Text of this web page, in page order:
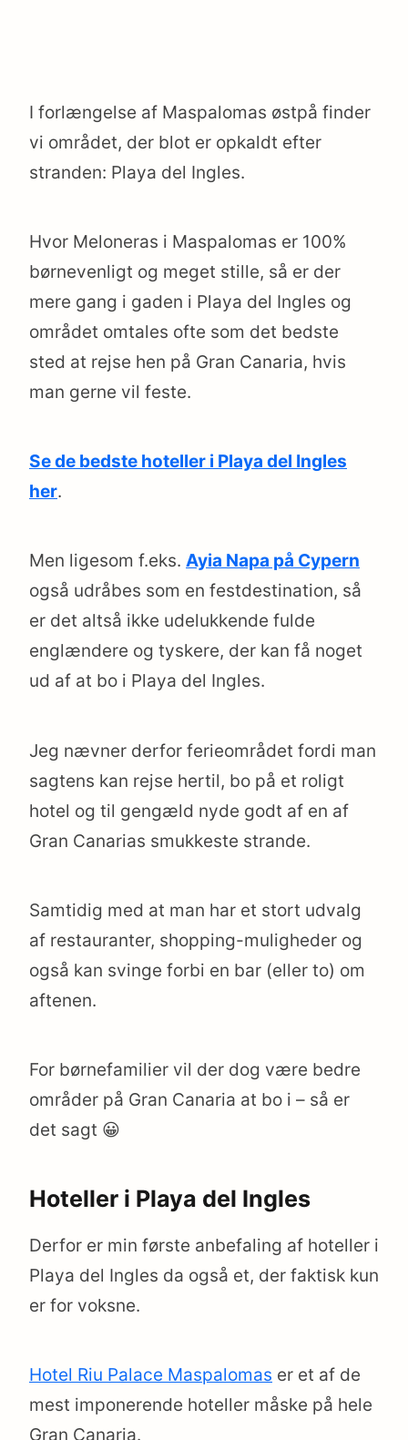
I forlængelse af Maspalomas østpå finder
vi området, der blot er opkaldt efter
stranden: Playa del Ingles.
Hvor Meloneras i Maspalomas er 100%
børnevenligt og meget stille, så er der
mere gang i gaden i Playa del Ingles og
området omtales ofte som det bedste
sted at rejse hen på Gran Canaria, hvis
man gerne vil feste.
Se de bedste hoteller i Playa del Ingles
her.
Men ligesom f.eks. Ayia Napa på Cypern
også udråbes som en festdestination, så
er det altså ikke udelukkende fulde
englændere og tyskere, der kan få noget
ud af at bo i Playa del Ingles.
Jeg nævner derfor ferieområdet fordi man
sagtens kan rejse hertil, bo på et roligt
hotel og til gengæld nyde godt af en af
Gran Canarias smukkeste strande.
Samtidig med at man har et stort udvalg
af restauranter, shopping-muligheder og
også kan svinge forbi en bar (eller to) om
aftenen.
For børnefamilier vil der dog være bedre
områder på Gran Canaria at bo i – så er
det sagt 😀
Hoteller i Playa del Ingles
Derfor er min første anbefaling af hoteller i
Playa del Ingles da også et, der faktisk kun
er for voksne.
Hotel Riu Palace Maspalomas er et af de
mest imponerende hoteller måske på hele
Gran Canaria.